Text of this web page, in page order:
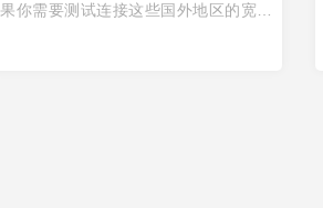
果你需要测试连接这些国外地区的宽带